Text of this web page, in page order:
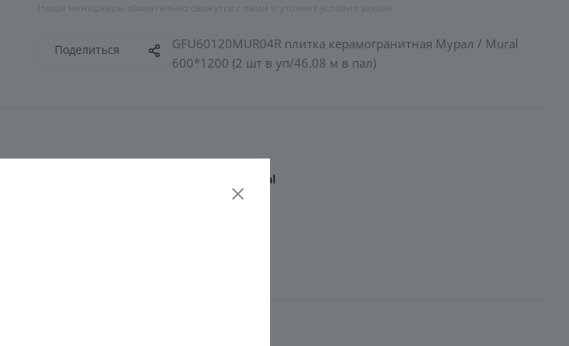
Поделиться
GFU60120MUR04R плитка керамогранитная Мурал / Mural
600*1200 (2 шт в уп/46.08 м в пал)
Мурал / Mural